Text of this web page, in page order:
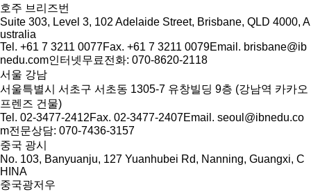
호주 브리즈번
Suite 303, Level 3, 102 Adelaide Street, Brisbane, QLD 4000, A
ustralia
Tel. +61 7 3211 0077Fax. +61 7 3211 0079Email. brisbane@ib
nedu.com인터넷무료전화: 070-8620-2118
서울 강남
서울특별시 서초구 서초동 1305-7 유창빌딩 9층 (강남역 카카오
프렌즈 건물)
Tel. 02-3477-2412Fax. 02-3477-2407Email. seoul@ibnedu.co
m전문상담: 070-7436-3157
중국 광시
No. 103, Banyuanju, 127 Yuanhubei Rd, Nanning, Guangxi, C
HINA
중국광저우